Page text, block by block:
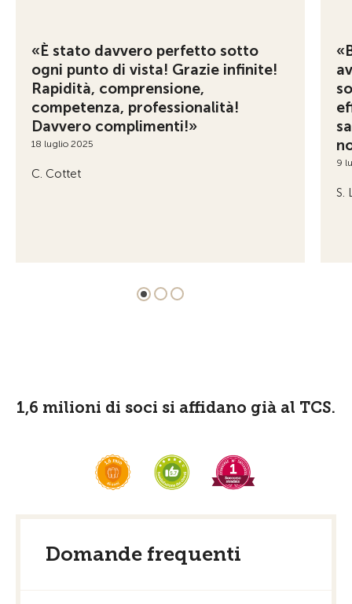
«È stato davvero perfetto sotto
ogni punto di vista! Grazie infinite!
Rapidità, comprensione,
competenza, professionalità!
Davvero complimenti!»
18 luglio 2025
C. Cottet
9
S.
1,6 milioni di soci si affidano già al TCS.
Domande frequenti